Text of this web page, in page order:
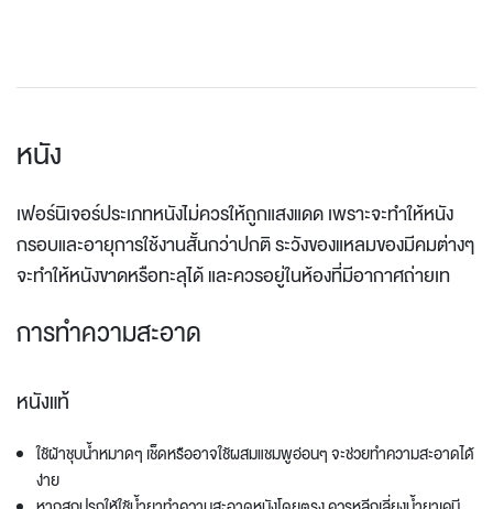
หนัง
เฟอร์นิเจอร์ประเภทหนังไม่ควรให้ถูกแสงแดด เพราะจะทำให้หนัง
กรอบและอายุการใช้งานสั้นกว่าปกติ ระวังของแหลมของมีคมต่างๆ
จะทำให้หนังขาดหรือทะลุได้ และควรอยู่ในห้องที่มีอากาศถ่ายเท
การทำความสะอาด
หนังแท้
ใช้ผ้าชุบน้ำหมาดๆ เช็ดหรืออาจใช้ผสมแชมพูอ่อนๆ จะช่วยทำความสะอาดได้
ง่าย